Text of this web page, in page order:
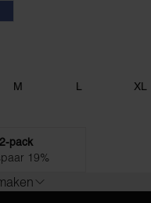
M L XL
2-pack
19%